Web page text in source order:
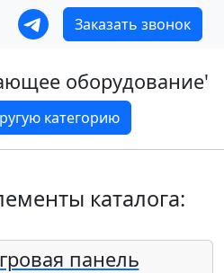
Заказать звонок
оборудование'
категорию
каталога:
панель